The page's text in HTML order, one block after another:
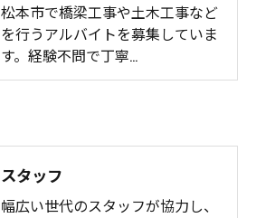
松本市で橋梁工事や土木工事など
を行うアルバイトを募集していま
す。経験不問で丁寧…
スタッフ
幅広い世代のスタッフが協力し、